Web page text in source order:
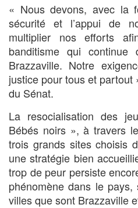
« Nous devons, avec la
sécurité et l’appui de
multiplier nos efforts
banditisme qui
Brazzaville. Notre
justice pour tous et
du Sénat.
La resocialisation des
Bébés noirs », à travers
trois grands sites choisis
une stratégie bien
trop de peur persiste
phénomène dans le
villes que sont Brazzaville